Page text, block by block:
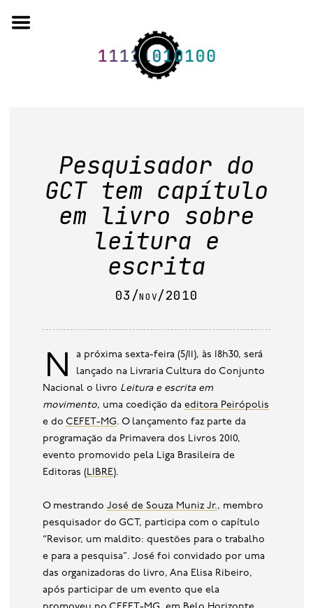
to
quem somos
artigos em periódicos
anais de eventos
capítulos de livros
publicações na mídia
Pesquisador do
GCT tem capítulo
em livro sobre
leitura e
escrita
03/nov/2010
Na próxima sexta-feira (5/11), às 18h30, será
lançado na Livraria Cultura do Conjunto
Nacional o livro Leitura e escrita em
movimento, uma coedição daeditora Peirópolis
e doCEFET-MG. O lançamento faz parte da
programação da Primavera dos Livros 2010,
evento promovido pela Liga Brasileira de
Editoras ( LIBRE).
O mestrandoJosé de Souza Muniz Jr., membro
pesquisador do GCT, participa com o capítulo
“Revisor, um maldito: questões para o trabalho
e para a pesquisa”. José foi convidado por uma
das organizadoras do livro, Ana Elisa Ribeiro,
após participar de um evento que ela